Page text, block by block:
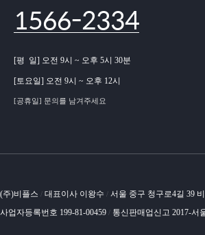
1566-2334
[평 일] 오전 9시 ~ 오후 5시 30분
[토요일] 오전 9시 ~ 오후 12시
[공휴일] 문의를 남겨주세요
(주)비플스 / 대표이사 이왕수 / 서울 중구 청구로4길 39
사업자등록번호 199-81-00459 / 통신판매업신고 2017-서